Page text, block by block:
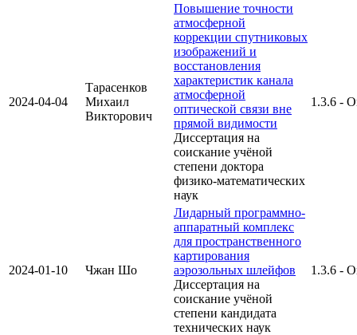
2024-04-04
Тарасенков
Михаил
Викторович
Повышение точности
атмосферной
коррекции спутниковых
изображений и
восстановления
характеристик канала
атмосферной
оптической связи вне
прямой видимости
Диссертация на
соискание учёной
степени доктора
физико-математических
наук
1.3.6 -
2024-01-10 Чжан Шо
Лидарный программно-
аппаратный комплекс
для пространственного
картирования
аэрозольных шлейфов
Диссертация на
соискание учёной
степени кандидата
технических наук
1.3.6 -